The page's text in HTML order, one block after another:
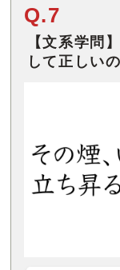
Q.7
【文系学問
して正しい